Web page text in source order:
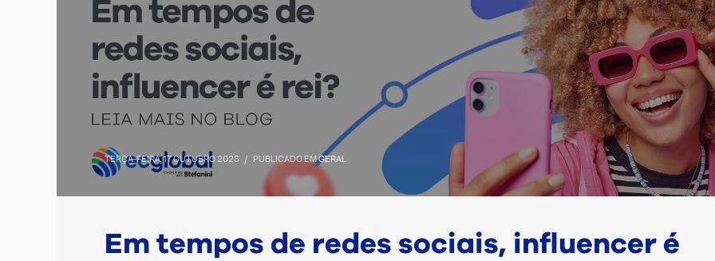
TERÇA-FEIRA, 17 OUTUBRO 2023 / PUBLICADO EMGERAL
Em tempos de redes sociais, influencer é